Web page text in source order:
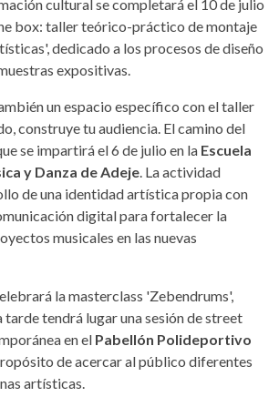
cultural se completará el 10 de julio
box: taller teórico-práctico de montaje
dedicado a los procesos de diseño
expositivas.
un espacio específico con el taller
construye tu audiencia. El camino del
se impartirá el 6 de julio en la Escuela
y Danza de Adeje. La actividad
de una identidad artística propia con
digital para fortalecer la
musicales en las nuevas
la masterclass 'Zebendrums',
tarde tendrá lugar una sesión de street
en el Pabellón Polideportivo
de acercar al público diferentes
artísticas.